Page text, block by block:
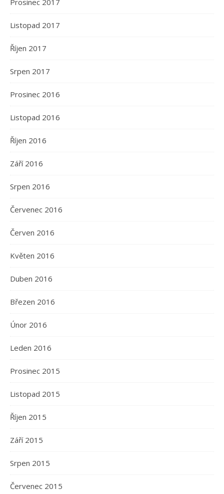
Prosinec 2017
Listopad 2017
Říjen 2017
Srpen 2017
Prosinec 2016
Listopad 2016
Říjen 2016
Září 2016
Srpen 2016
Červenec 2016
Červen 2016
Květen 2016
Duben 2016
Březen 2016
Únor 2016
Leden 2016
Prosinec 2015
Listopad 2015
Říjen 2015
Září 2015
Srpen 2015
Červenec 2015